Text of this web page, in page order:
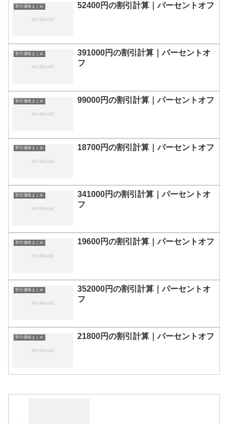
割引価格まとめ 52400円の割引計算｜パーセントオフ
割引価格まとめ
391000円の割引計算｜パーセントオ
フ
割引価格まとめ 99000円の割引計算｜パーセントオフ
割引価格まとめ 18700円の割引計算｜パーセントオフ
割引価格まとめ
341000円の割引計算｜パーセントオ
フ
割引価格まとめ 19600円の割引計算｜パーセントオフ
割引価格まとめ
352000円の割引計算｜パーセントオ
フ
割引価格まとめ 21800円の割引計算｜パーセントオフ